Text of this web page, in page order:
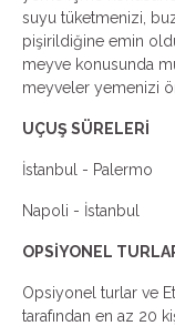
suyu tüketmenizi,
pişirildiğine emin
meyve konusunda
meyveler yemenizi
UÇUŞ
İstanbul -
Napoli -
OPSİYONEL
Opsiyonel turlar ve
tarafından en az 20